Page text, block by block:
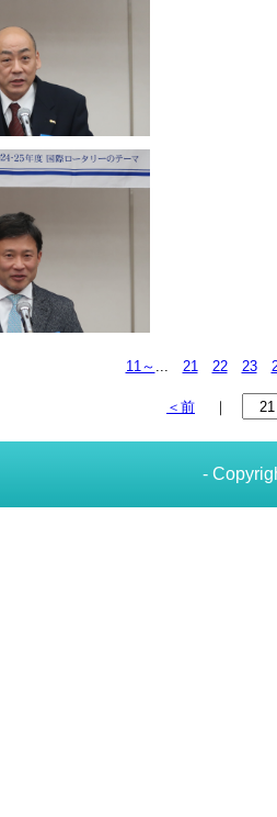
11～ ... 21 22 23
＜前 ｜
-